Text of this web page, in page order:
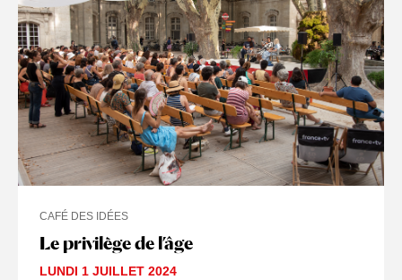
Le privilège de l’âge
CAFÉ DES IDÉES
LUNDI 1 JUILLET 2024